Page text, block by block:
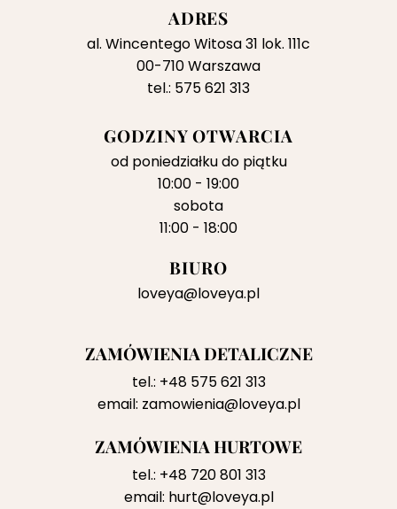
ADRES
al. Wincentego Witosa 31 lok. 111c
00-710 Warszawa
tel.: 575 621 313
GODZINY OTWARCIA
od poniedziałku do piątku
10:00 - 19:00
sobota
11:00 - 18:00
BIURO
loveya@loveya.pl
ZAMÓWIENIA DETALICZNE
tel.: +48 575 621 313
email: zamowienia@loveya.pl
ZAMÓWIENIA HURTOWE
tel.: +48 720 801 313
email: hurt@loveya.pl